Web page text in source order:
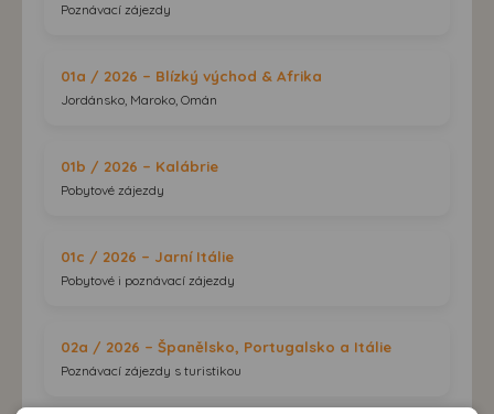
Poznávací zájezdy
01a / 2026 – Blízký východ & Afrika
Jordánsko, Maroko, Omán
01b / 2026 – Kalábrie
Pobytové zájezdy
01c / 2026 – Jarní Itálie
Pobytové i poznávací zájezdy
02a / 2026 – Španělsko, Portugalsko a Itálie
Poznávací zájezdy s turistikou